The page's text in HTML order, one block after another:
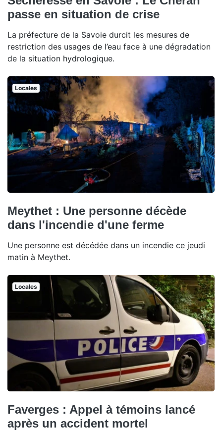
passe en situation de crise
La préfecture de la Savoie durcit les mesures de
restriction des usages de l’eau face à une dégradation
de la situation hydrologique.
Locales
Meythet : Une personne décède
dans l'incendie d'une ferme
Une personne est décédée dans un incendie ce jeudi
matin à Meythet.
Locales
Faverges : Appel à témoins lancé
après un accident mortel